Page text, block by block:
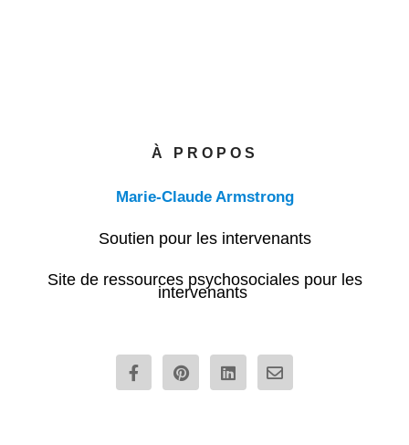
À PROPOS
Marie-Claude Armstrong
Soutien pour les intervenants
Site de ressources psychosociales pour les
intervenants
F
a
c
P
i
n
L
i
n
E
n
v